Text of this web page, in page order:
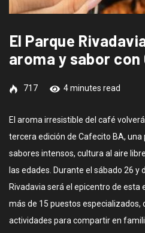
El Parque
aroma y sabor
717 4 minutes read
El aroma irresistible del café
tercera edición de Cafecito BA,
sabores intensos, cultura al aire
las edades. Durante el sábado 26 y
Rivadavia será el epicentro de
más de 15 puestos especializados,
actividades para compartir en